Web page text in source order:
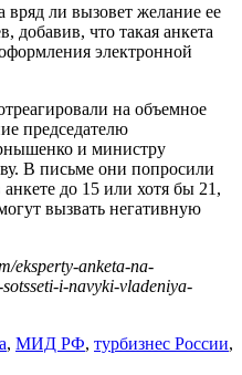
вряд ли вызовет желание ее
добавив, что такая анкета
электронной
на объемное
председателю
и министру
В письме они попросили
до 15 или хотя бы 21,
вызвать негативную
eksperty-anketa-na-
i-navyki-vladeniya-
, МИД РФ, турбизнес России,